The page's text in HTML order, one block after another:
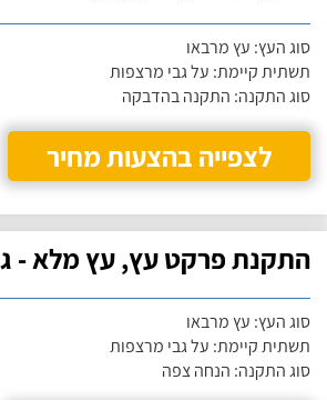
סוג העץ: עץ מרבאו
תשתית קיימת: על גבי מרצפות
סוג התקנה: התקנה בהדבקה
לצפייה בהצעות מחיר
התקנת פרקט עץ, עץ מלא -
סוג העץ: עץ מרבאו
תשתית קיימת: על גבי מרצפות
סוג התקנה: הנחה צפה